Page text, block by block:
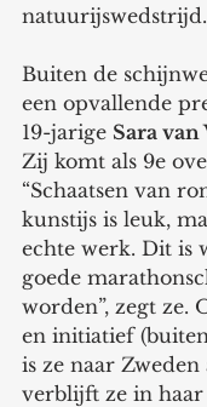
natuurijswedstrijd.
Buiten de
een opvallende
19-jarige Sara
Zij komt als 9e
“Schaatsen van
kunstijs is leuk,
echte werk. Dit is
goede
worden”, zegt ze.
en initiatief
is ze naar Zweden
verblijft ze in haar